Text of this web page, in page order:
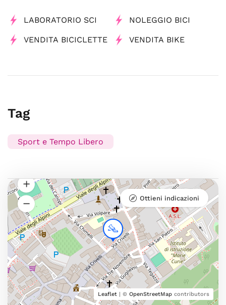
LABORATORIO SCI NOLEGGIO BICI
VENDITA BICICLETTE VENDITA BIKE
Tag
Sport e Tempo Libero
Leaflet | © OpenStreetMap contributors
Ottieni indicazioni